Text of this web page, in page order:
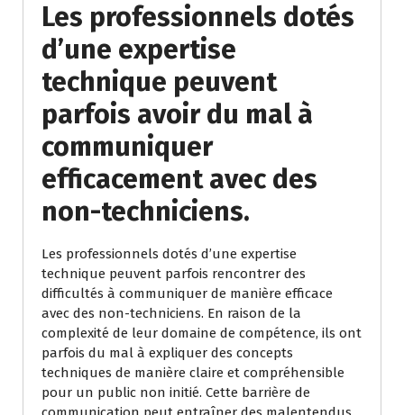
Les professionnels dotés
d’une expertise
technique peuvent
parfois avoir du mal à
communiquer
efficacement avec des
non-techniciens.
Les professionnels dotés d’une expertise
technique peuvent parfois rencontrer des
difficultés à communiquer de manière efficace
avec des non-techniciens. En raison de la
complexité de leur domaine de compétence, ils ont
parfois du mal à expliquer des concepts
techniques de manière claire et compréhensible
pour un public non initié. Cette barrière de